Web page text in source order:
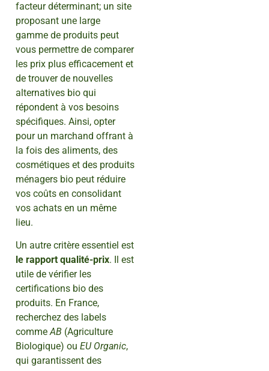
facteur déterminant; un site
proposant une large
gamme de produits peut
vous permettre de comparer
les prix plus efficacement et
de trouver de nouvelles
alternatives bio qui
répondent à vos besoins
spécifiques. Ainsi, opter
pour un marchand offrant à
la fois des aliments, des
cosmétiques et des produits
ménagers bio peut réduire
vos coûts en consolidant
vos achats en un même
lieu.
Un autre critère essentiel est
le rapport qualité-prix. Il est
utile de vérifier les
certifications bio des
produits. En France,
recherchez des labels
commeAB (Agriculture
Biologique) ou EU Organic,
qui garantissent des